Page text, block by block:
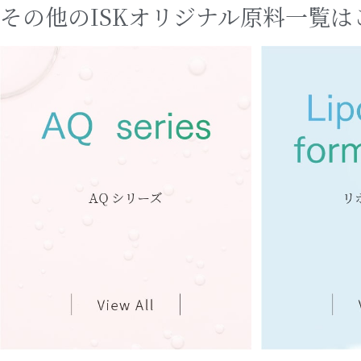
その他のISKオリジナル原料一覧は